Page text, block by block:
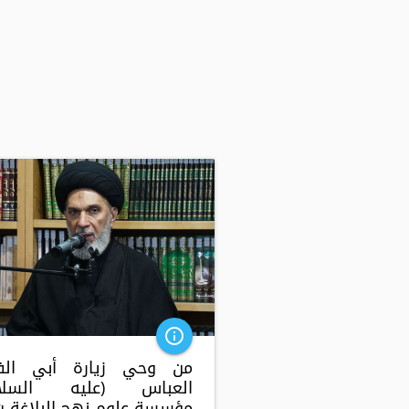
info_outline
من وحي زيارة أبي
العباس (عليه